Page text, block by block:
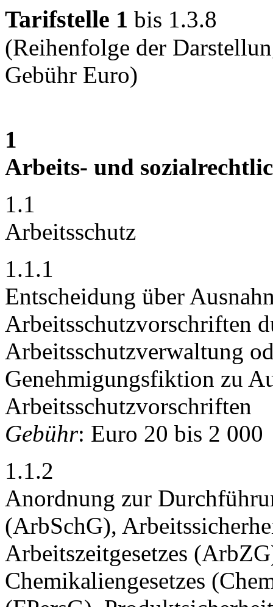
Tarifstelle 1 bis 1.3.8
(Reihenfolge der
Gebühr Euro)
1
Arbeits- und
1.1
Arbeitsschutz
1.1.1
Entscheidung über
Arbeitsschutzvorschriften
Arbeitsschutzverwaltung
Genehmigungsfiktion zu
Arbeitsschutzvorschriften
Gebühr: Euro 20 bis 2 000
1.1.2
Anordnung zur
(ArbSchG),
Arbeitszeitgesetzes
Chemikaliengesetzes